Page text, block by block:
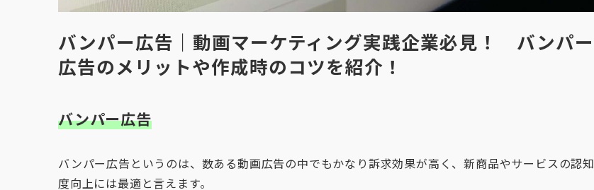
バンパー広告｜動画マーケティング実践企業必見！ バンパー
広告のメリットや作成時のコツを紹介！
バンパー広告
バンパー広告というのは、数ある動画広告の中でもかなり訴求効果が高く、新商品やサービスの認知
度向上には最適と言えます。